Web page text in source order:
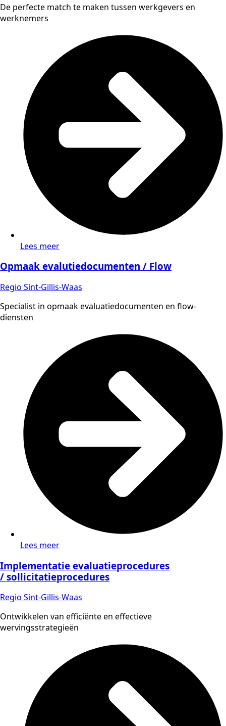
De perfecte match te maken tussen werkgevers en
werknemers
Lees meer
Opmaak evalutiedocumenten / Flow
Regio Sint-Gillis-Waas
Specialist in opmaak evaluatiedocumenten en flow-
diensten
Lees meer
Implementatie evaluatieprocedures
/ sollicitatieprocedures
Regio Sint-Gillis-Waas
Ontwikkelen van efficiënte en effectieve
wervingsstrategieën